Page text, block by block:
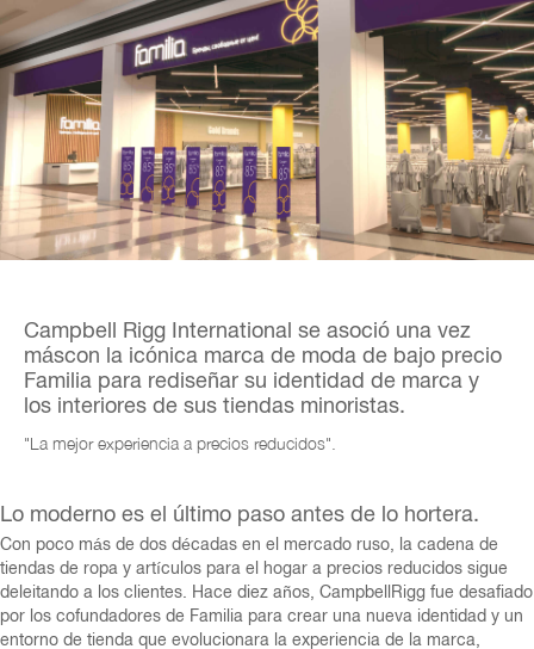
Campbell Rigg International se asoció una vez
máscon la icónica marca de moda de bajo precio
Familia para rediseñar su identidad de marca y
los
interiores de sus tiendas minoristas.
"La mejor experiencia a precios reducidos".
Lo moderno es el último paso antes de lo hortera.
Con poco más de dos décadas en el mercado ruso, la cadena de
tiendas de ropa y artículos para el hogar a precios reducidos sigue
deleitando a los clientes. Hace diez años, CampbellRigg fue desafiado
por los cofundadores de Familia para crear una nueva identidad y un
entorno de tienda que evolucionara la experiencia de la marca,